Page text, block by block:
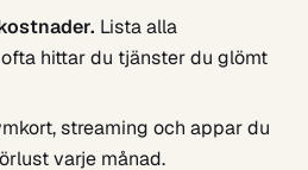
Lista alla
hittar du tjänster du glömt
streaming och appar du
varje månad.